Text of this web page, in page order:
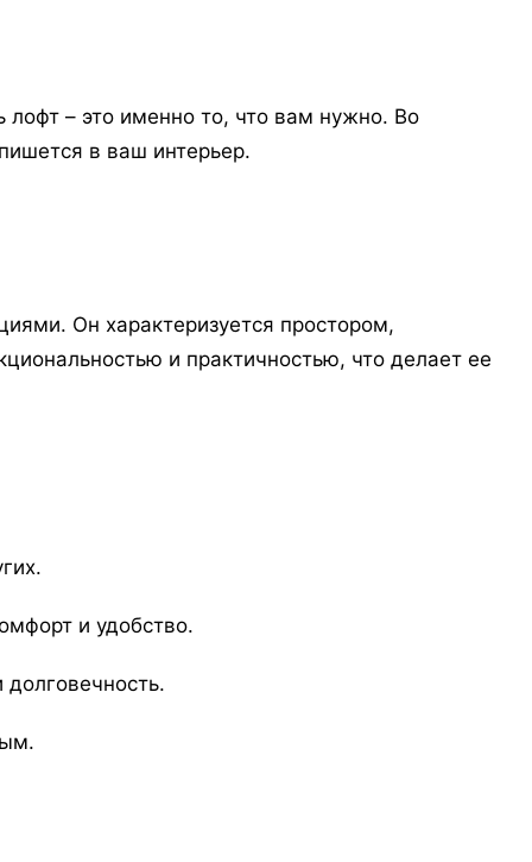
лофт – это именно то, что вам нужно. Во
в ваш интерьер.
Он характеризуется простором,
и практичностью, что делает ее
и удобство.